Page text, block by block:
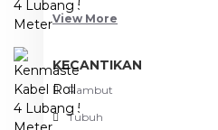
View More
KECANTIKAN
Rambut
Tubuh